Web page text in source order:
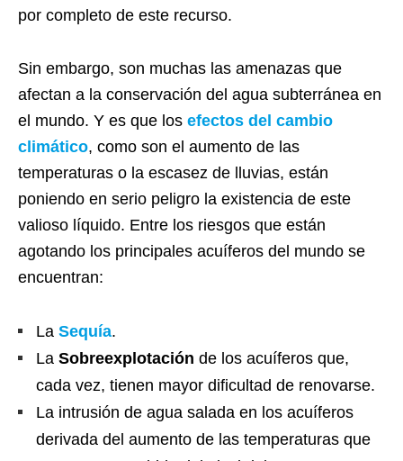
por completo de este recurso.
Sin embargo, son muchas las amenazas que
afectan a la conservación del agua subterránea en
el mundo. Y es que los efectos del cambio
climático, como son el aumento de las
temperaturas o la escasez de lluvias, están
poniendo en serio peligro la existencia de este
valioso líquido. Entre los riesgos que están
agotando los principales acuíferos del mundo se
encuentran:
La Sequía.
La Sobreexplotación de los acuíferos que,
cada vez, tienen mayor dificultad de renovarse.
La intrusión de agua salada en los acuíferos
derivada del aumento de las temperaturas que